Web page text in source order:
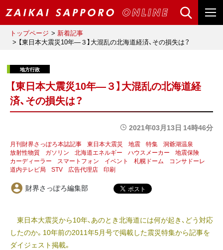
トップページ
新着記事
【東日本大震災10年―３】大混乱の北海道経済、その損失は？
【東日本大震災10年―３】大混乱の北海道経
済、その損失は？
2021年03月13日 14時46分
月刊財界さっぽろ本誌記事 東日本大震災 地震 特集
洞爺湖温泉
放射性物質
ガソリン 北海道エネルギー ハウスメーカー
地震保険
カーディーラー
スマートフォン イベント 札幌ドーム
コンサドーレ
道内テレビ局
STV 広告代理店 印刷
財界さっぽろ編集部
東日本大震災から10年、あのとき北海道には何が起き、どう対応
したのか。10年前の2011年5月号で掲載した震災特集から記事を
ダイジェスト掲載。